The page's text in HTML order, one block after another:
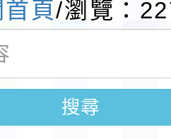
防空）演習－
行計畫」
融知識線上
年度第1學
代課鐘點教
園市115學年
首頁/瀏覽：
搜尋